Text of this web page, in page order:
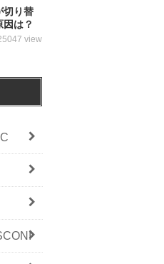
切り替
は？
view